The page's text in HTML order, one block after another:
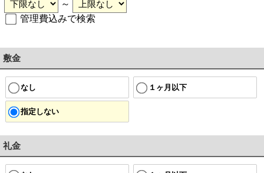
～
管理費込みで検索
敷金
なし １ヶ月以下
指定しない
礼金